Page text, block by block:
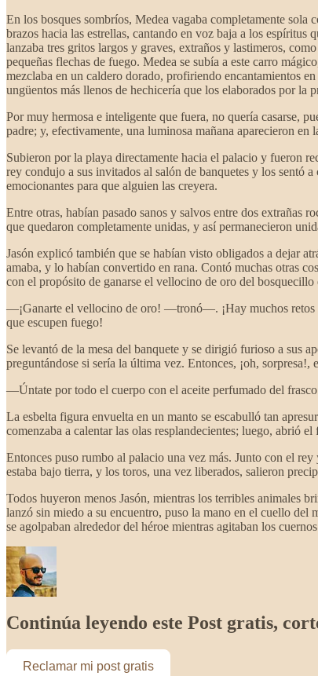
En los bosques sombríos, Medea vagaba completamente
brazos hacia las estrellas, cantando en voz baja a los espíritus
lanzaba tres gritos largos y graves, extraños y lastimeros,
pequeñas flechas de fuego. Medea se subía a este carro
mezclaba en un caldero dorado, profiriendo encantamientos
ungüentos más llenos de hechicería que los elaborados por la
Por muy hermosa e inteligente que fuera, no quería casarse,
padre; y, efectivamente, una luminosa mañana aparecieron
Subieron por la playa directamente hacia el palacio y fueron
rey condujo a sus invitados al salón de banquetes y los sentó
emocionantes para que alguien las creyera.
Entre otras, habían pasado sanos y salvos entre dos extrañas
que quedaron completamente unidas, y así permanecieron
Jasón explicó también que se habían visto obligados a dejar
amaba, y lo habían convertido en rana. Contó muchas otras
con el propósito de ganarse el vellocino de oro del
—¡Ganarte el vellocino de oro! —tronó—. ¡Hay muchos retos
que escupen fuego!
Se levantó de la mesa del banquete y se dirigió furioso a sus
preguntándose si sería la última vez. Entonces, ¡oh,
—Úntate por todo el cuerpo con el aceite perfumado del
La esbelta figura envuelta en un manto se escabulló tan
comenzaba a calentar las olas resplandecientes; luego, abrió
Entonces puso rumbo al palacio una vez más. Junto con el
estaba bajo tierra, y los toros, una vez liberados, salieron
Todos huyeron menos Jasón, mientras los terribles animales
lanzó sin miedo a su encuentro, puso la mano en el cuello del
se agolpaban alrededor del héroe mientras agitaban los
Continúa leyendo este Post gratis,
Reclamar mi post gratis